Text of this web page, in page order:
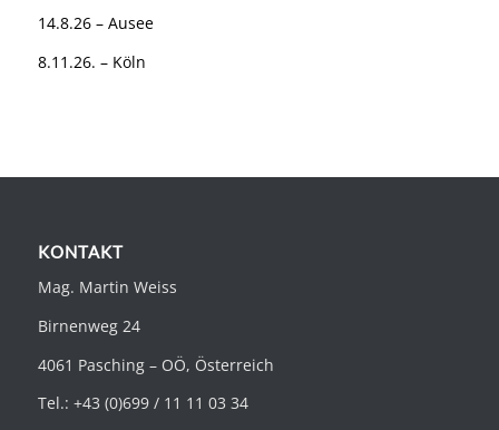
14.8.26 – Ausee
8.11.26. – Köln
KONTAKT
Mag. Martin Weiss
Birnenweg 24
4061 Pasching – OÖ, Österreich
Tel.: +43 (0)699 / 11 11 03 34